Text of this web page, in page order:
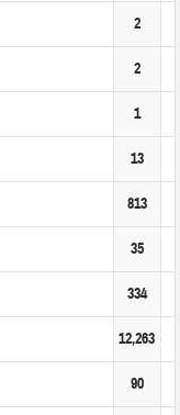
2
2
1
13
813
35
334
12,263
90